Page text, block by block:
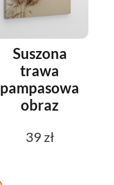
Suszona
trawa
pampasowa
obraz
39 zł